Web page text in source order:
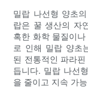
밀랍 나선형 양초
랍은 꿀 생산의 자
혹한 화학 물질이
로 인해 밀랍 양초
된 전통적인 파라
듭니다. 밀랍 나선
을 줄이고 지속 가